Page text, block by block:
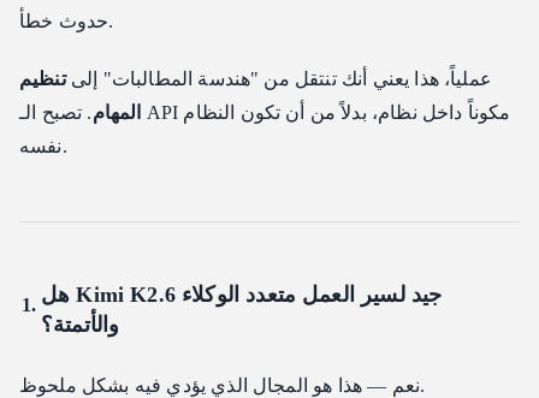
حدوث خطأ.
عملياً، هذا يعني أنك تنتقل من "هندسة المطالبات" إلىتنظيم
المهام. تصبح الـ API مكوناً داخل نظام، بدلاً من أن تكون النظام
نفسه.
هل Kimi K2.6 جيد لسير العمل متعدد الوكلاء
والأتمتة؟
نعم — هذا هو المجال الذي يؤدي فيه بشكل ملحوظ.